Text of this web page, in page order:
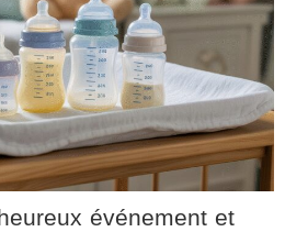
événement et